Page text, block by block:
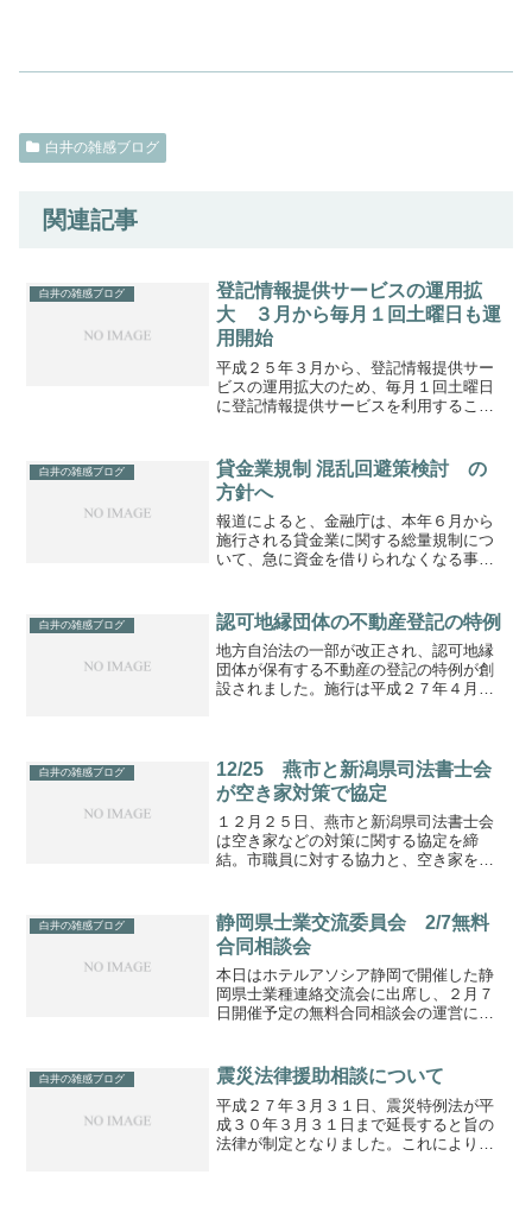
白井の雑感ブログ
関連記事
白井の雑感ブログ
登記情報提供サービスの運用拡
大 ３月から毎月１回土曜日も運
用開始
平成２５年３月から、登記情報提供サー
ビスの運用拡大のため、毎月１回土曜日
に登記情報提供サービスを利用すること
付は、前日の金曜日の日時とのことで
す。
白井の雑感ブログ
貸金業規制 混乱回避策検討 の
方針へ
報道によると、金融庁は、本年６月から
施行される貸金業に関する総量規制につ
いて、急に資金を借りられなくなる事態
です。「総量規制」 個人の借入総額
が、原則、年収等の3分の1...
白井の雑感ブログ 認可地縁団体の不動産登記の特例
地方自治法の一部が改正され、認可地縁
団体が保有する不動産の登記の特例が創
設されました。施行は平成２７年４月１
で、その登記関係者の全部...
白井の雑感ブログ
12/25 燕市と新潟県司法書士会
が空き家対策で協定
１２月２５日、燕市と新潟県司法書士会
は空き家などの対策に関する協定を締
結。市職員に対する協力と、空き家を所
期待。
白井の雑感ブログ
静岡県士業交流委員会 2/7無料
合同相談会
本日はホテルアソシア静岡で開催した静
岡県士業種連絡交流会に出席し、２月７
日開催予定の無料合同相談会の運営につ
り、県民サービスとして、毎年２月に無
料合同相談会を開催していま...
白井の雑感ブログ 震災法律援助相談について
平成２７年３月３１日、震災特例法が平
成３０年３月３１日まで延長すると旨の
法律が制定となりました。これにより、